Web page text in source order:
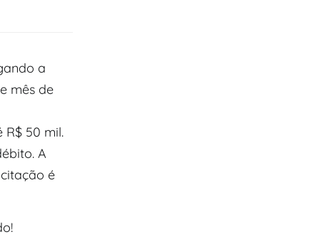
a
mês de
50 mil.
A
é